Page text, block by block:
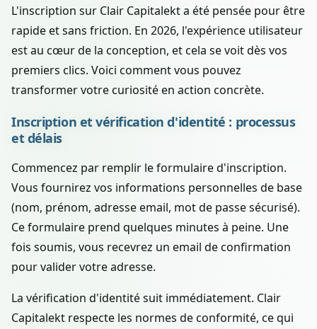
L'inscription sur Clair Capitalekt a été pensée pour être
rapide et sans friction. En 2026, l'expérience utilisateur
est au cœur de la conception, et cela se voit dès vos
premiers clics. Voici comment vous pouvez
transformer votre curiosité en action concrète.
Inscription et vérification d'identité : processus
et délais
Commencez par remplir le formulaire d'inscription.
Vous fournirez vos informations personnelles de base
(nom, prénom, adresse email, mot de passe sécurisé).
Ce formulaire prend quelques minutes à peine. Une
fois soumis, vous recevrez un email de confirmation
pour valider votre adresse.
La vérification d'identité suit immédiatement. Clair
Capitalekt respecte les normes de conformité, ce qui